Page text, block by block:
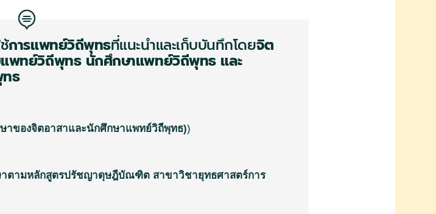
การแพทย์วิถีพุทธที่แนะนำและเก็บบันทึกโดยจิต
แพทย์วิถีพุทธ นักศึกษาแพทย์วิถีพุทธ และ
ธ
ของจิตอาสาและนักศึกษาแพทย์วิถีพุทธ))
ตามหลักสูตรปรัชญาดุษฎีบัณฑิต สาขาวิชายุทธศาสตร์การ